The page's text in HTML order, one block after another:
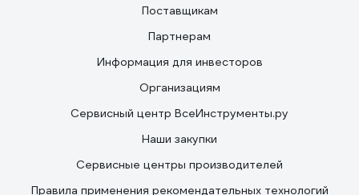
Поставщикам
Партнерам
Информация для инвесторов
Организациям
Сервисный центр ВсеИнструменты.ру
Наши закупки
Сервисные центры производителей
Правила применения рекомендательных технологий